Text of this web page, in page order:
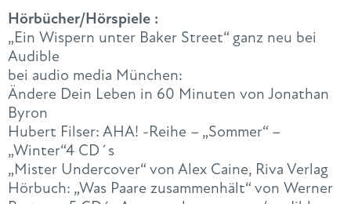
Hörbücher/Hörspiele :
„Ein Wispern unter Baker Street“ ganz neu bei
Audible
bei audio media München:
Ändere Dein Leben in 60 Minuten von Jonathan
Byron
Hubert Filser: AHA! -Reihe – „Sommer“ –
„Winter“4 CD´s
„Mister Undercover“ von Alex Caine, Riva Verlag
Hörbuch: „Was Paare zusammenhält“ von Werner